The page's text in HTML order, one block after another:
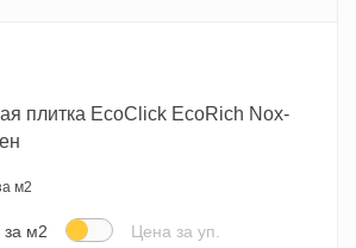
плитка EcoClick EcoRich Nox-
м2
м2 Цена за уп.